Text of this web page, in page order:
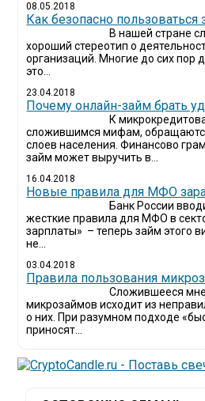
08.05.2018
Как безопасно
В нашей стране
хороший стереотип о
организаций. Многие до сих пор
это...
23.04.2018
Почему онлайн-займ брать
К
сложившимся мифам,
слоев населения. Финансово
займ может выручить в...
16.04.2018
Новые правила для МФО
Банк России
жесткие правила для МФО в
зарплаты» – теперь займ этого
не...
03.04.2018
​Правила пользования
Сложившееся
микрозаймов исходит из
о них. При разумном подходе
приносят...